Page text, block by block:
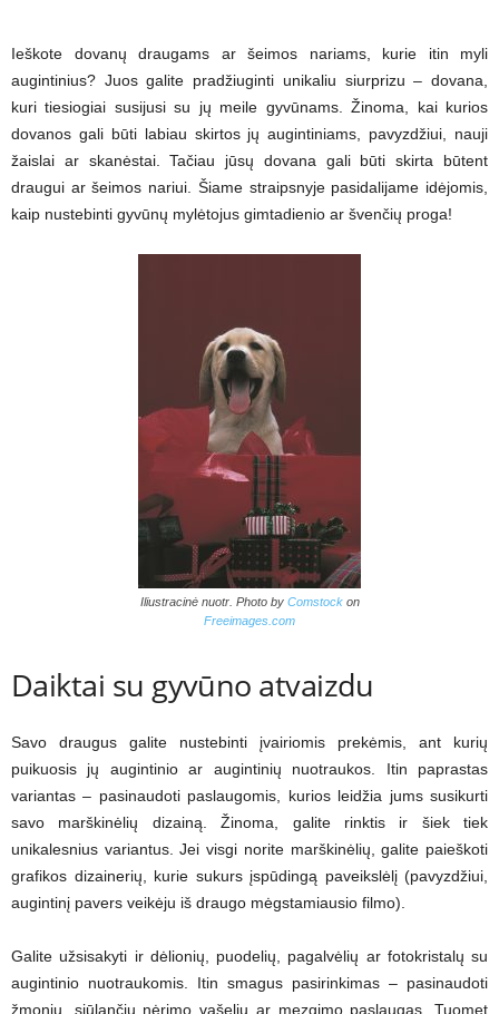
Ieškote dovanų draugams ar šeimos nariams, kurie itin myli
augintinius? Juos galite pradžiuginti unikaliu siurprizu – dovana,
kuri tiesiogiai susijusi su jų meile gyvūnams. Žinoma, kai kurios
dovanos gali būti labiau skirtos jų augintiniams, pavyzdžiui, nauji
žaislai ar skanėstai. Tačiau jūsų dovana gali būti skirta būtent
draugui ar šeimos nariui. Šiame straipsnyje pasidalijame idėjomis,
kaip nustebinti gyvūnų mylėtojus gimtadienio ar švenčių proga!
Iliustracinė nuotr. Photo by Comstockon
Freeimages.com
Daiktai su gyvūno atvaizdu
Savo draugus galite nustebinti įvairiomis prekėmis, ant kurių
puikuosis jų augintinio ar augintinių nuotraukos. Itin paprastas
variantas – pasinaudoti paslaugomis, kurios leidžia jums susikurti
savo marškinėlių dizainą. Žinoma, galite rinktis ir šiek tiek
unikalesnius variantus. Jei visgi norite marškinėlių, galite paieškoti
grafikos dizainerių, kurie sukurs įspūdingą paveikslėlį (pavyzdžiui,
augintinį pavers veikėju iš draugo mėgstamiausio filmo).
Galite užsisakyti ir dėlionių, puodelių, pagalvėlių ar fotokristalų su
augintinio nuotraukomis. Itin smagus pasirinkimas – pasinaudoti
žmonių, siūlančių nėrimo vašeliu ar mezgimo paslaugas. Tuomet